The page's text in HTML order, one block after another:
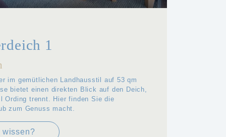
1
im gemütlichen Landhausstil auf 53 qm
bietet einen direkten Blick auf den Deich,
Ording trennt. Hier finden Sie die
zum Genuss macht.
wissen?